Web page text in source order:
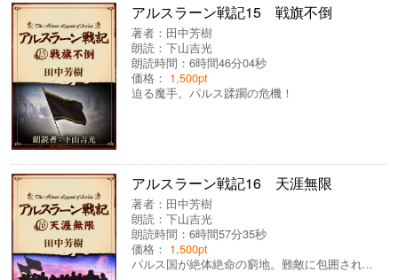
アルスラーン戦記15 戦旗不倒
著者： 田中芳樹
朗読：下山吉光
朗読時間：6時間46分04秒
価格： 1,500pt
迫る魔手。パルス蹂躙の危機！
アルスラーン戦記16 天涯無限
著者： 田中芳樹
朗読：下山吉光
朗読時間：6時間57分35秒
価格： 1,500pt
パルス国が絶体絶命の窮地。難敵に包囲され...